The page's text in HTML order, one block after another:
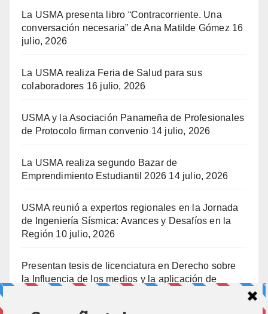
La USMA presenta libro “Contracorriente. Una
conversación necesaria” de Ana Matilde Gómez 16
julio, 2026
La USMA realiza Feria de Salud para sus
colaboradores 16 julio, 2026
USMA y la Asociación Panameña de Profesionales
de Protocolo firman convenio 14 julio, 2026
La USMA realiza segundo Bazar de
Emprendimiento Estudiantil 2026 14 julio, 2026
USMA reunió a expertos regionales en la Jornada
de Ingeniería Sísmica: Avances y Desafíos en la
Región 10 julio, 2026
Presentan tesis de licenciatura en Derecho sobre
la Influencia de los medios y la aplicación de